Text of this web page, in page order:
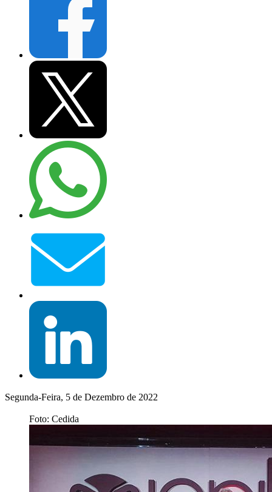
Segunda-Feira, 5 de Dezembro de 2022
Foto: Cedida